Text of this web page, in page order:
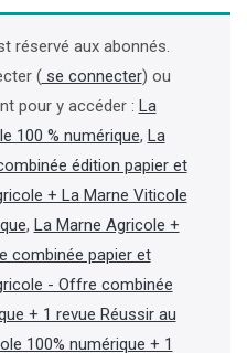
réservé aux abonnés.
(se connecter) ou
pour y accéder : La
100 % numérique, La
édition papier et
+ La Marne Viticole
, La Marne Agricole +
combinée papier et
- Offre combinée
+ 1 revue Réussir au
100% numérique + 1